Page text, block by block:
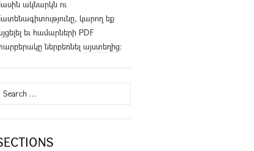
ակնարկն ու
կարող եք
եւ համարների PDF
ներբեռնել այստեղից։
Search